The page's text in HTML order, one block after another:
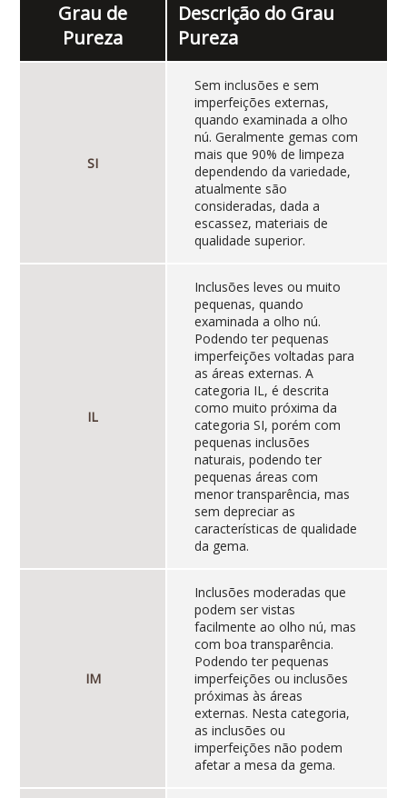
Grau de
Pureza
Descrição do Grau
Pureza
SI
Sem inclusões e sem
imperfeições externas,
quando examinada a olho
nú. Geralmente gemas com
mais que 90% de limpeza
dependendo da variedade,
atualmente são
consideradas, dada a
escassez, materiais de
qualidade superior.
IL
Inclusões leves ou muito
pequenas, quando
examinada a olho nú.
Podendo ter pequenas
imperfeições voltadas para
as áreas externas. A
categoria IL, é descrita
como muito próxima da
categoria SI, porém com
pequenas inclusões
naturais, podendo ter
pequenas áreas com
menor transparência, mas
sem depreciar as
características de qualidade
da gema.
IM
Inclusões moderadas que
podem ser vistas
facilmente ao olho nú, mas
com boa transparência.
Podendo ter pequenas
imperfeições ou inclusões
próximas às áreas
externas. Nesta categoria,
as inclusões ou
imperfeições não podem
afetar a mesa da gema.